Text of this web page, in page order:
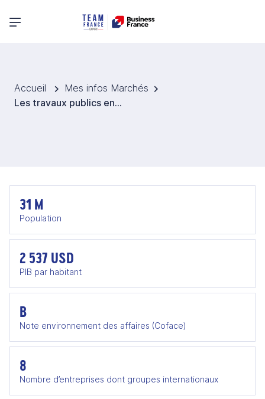
Menu principal
Accueil
Mes infos Marchés
Les travaux publics en Côte d'Ivoire
31 M
Population
2 537 USD
PIB par habitant
B
Note environnement des affaires (Coface)
8
Nombre d’entreprises dont groupes internationaux